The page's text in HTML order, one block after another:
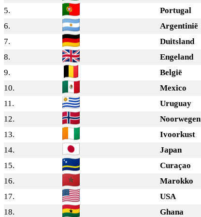
5.
Portugal
6.
Argentinië
7.
Duitsland
8.
Engeland
9.
België
10.
Mexico
11.
Uruguay
12.
Noorwegen
13.
Ivoorkust
14.
Japan
15.
Curaçao
16.
Marokko
17.
USA
18.
Ghana